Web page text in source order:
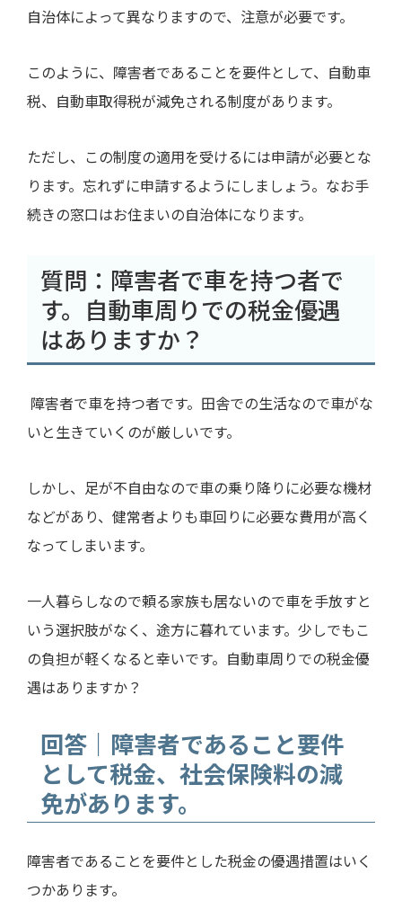
自治体によって異なりますので、注意が必要です。
このように、障害者であることを要件として、自動車
税、自動車取得税が減免される制度があります。
ただし、この制度の適用を受けるには申請が必要とな
ります。忘れずに申請するようにしましょう。なお手
続きの窓口はお住まいの自治体になります。
質問：障害者で車を持つ者で
す。自動車周りでの税金優遇
はありますか？
障害者で車を持つ者です。田舎での生活なので車がな
いと生きていくのが厳しいです。
しかし、足が不自由なので車の乗り降りに必要な機材
などがあり、健常者よりも車回りに必要な費用が高く
なってしまいます。
一人暮らしなので頼る家族も居ないので車を手放すと
いう選択肢がなく、途方に暮れています。少しでもこ
の負担が軽くなると幸いです。自動車周りでの税金優
遇はありますか？
回答｜障害者であること要件
として税金、社会保険料の減
免があります。
障害者であることを要件とした税金の優遇措置はいく
つかあります。